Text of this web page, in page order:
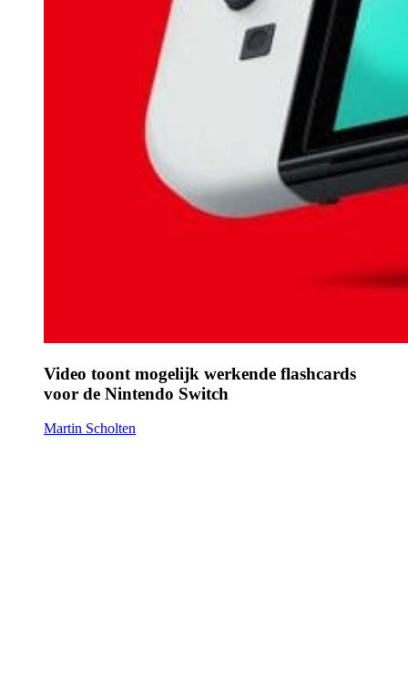
Video toont mogelijk werkende flashcards
voor de Nintendo Switch
Martin Scholten